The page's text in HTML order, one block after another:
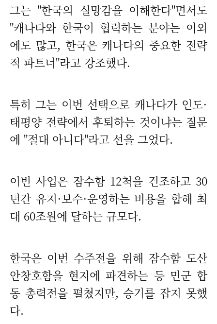
그는 "한국의 실망감을 이해한다"면서도
"캐나다와 한국이 협력하는 분야는 이외
에도 많고, 한국은 캐나다의 중요한 전략
적 파트너"라고 강조했다.
특히 그는 이번 선택으로 캐나다가 인도·
태평양 전략에서 후퇴하는 것이냐는 질문
에 "절대 아니다"라고 선을 그었다.
이번 사업은 잠수함 12척을 건조하고 30
년간 유지·보수·운영하는 비용을 합해 최
대 60조원에 달하는 규모다.
한국은 이번 수주전을 위해 잠수함 도산
안창호함을 현지에 파견하는 등 민군 합
동 총력전을 펼쳤지만, 승기를 잡지 못했
다.